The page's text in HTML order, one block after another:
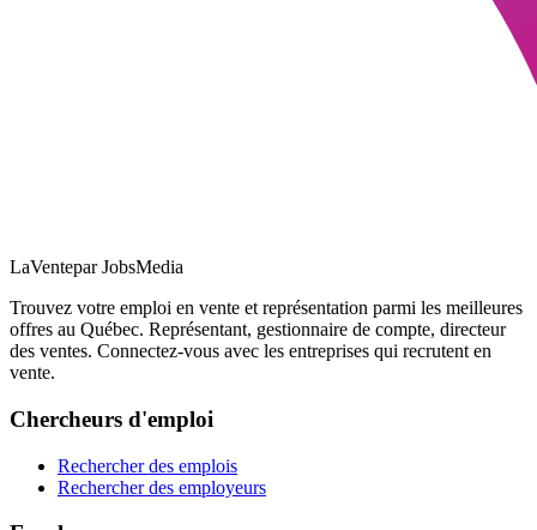
LaVentepar JobsMedia
Trouvez votre emploi en vente et représentation parmi les meilleures
offres au Québec. Représentant, gestionnaire de compte, directeur
des ventes. Connectez-vous avec les entreprises qui recrutent en
vente.
Chercheurs d'emploi
Rechercher des emplois
Rechercher des employeurs